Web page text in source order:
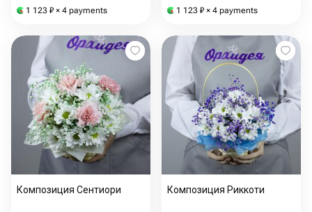
1 123 ₽ × 4 payments 1 123 ₽ × 4 payments
Композиция Сентиори Композиция Риккоти